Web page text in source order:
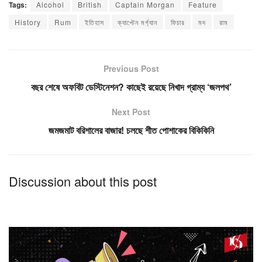
Tags: Alcohol British Captain Morgan
Feature
History
Rum ইতিহাস ক্যাপ্টেন মর্গ্যান ফিচার মদ রাম
Previous Post
বছর শেষে অফবিট ডেস্টিনেশন? কাছেই রয়েছে নিখাদ গ্রাম্য ‘জলপথ’
Next Post
জমজমাট বরিশালের বাজার! চলছে শীত পোশাকের বিকিকিনি
Discussion about this post